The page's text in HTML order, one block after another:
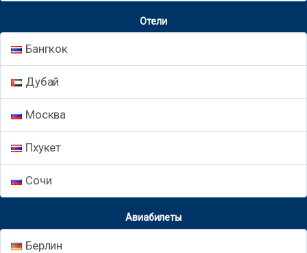
Отели
Бангкок
Дубай
Москва
Пхукет
Сочи
Авиабилеты
Берлин